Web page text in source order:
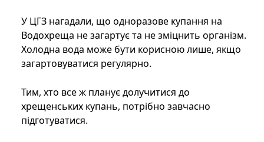
У ЦГЗ нагадали, що одноразове купання на
Водохреща не загартує та не зміцнить організм.
Холодна вода може бути корисною лише, якщо
загартовуватися регулярно.
Тим, хто все ж планує долучитися до
хрещенських купань, потрібно завчасно
підготуватися.